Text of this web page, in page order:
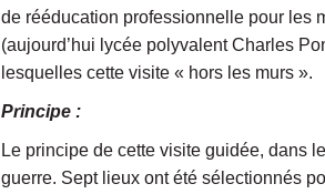
de rééducation professionnelle pour les
(aujourd’hui lycée polyvalent Charles
lesquelles cette visite « hors les murs ».
Principe :
Le principe de cette visite guidée, dans
guerre. Sept lieux ont été sélectionnés